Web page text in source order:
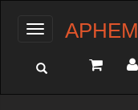
МенюАРНЕМ